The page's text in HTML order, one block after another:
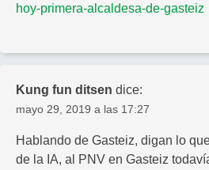
hoy-primera-alcaldesa-de-gasteiz
Kung fun ditsen dice:
mayo 29, 2019 a las 17:27
Hablando de Gasteiz, digan lo
de la IA, al PNV en Gasteiz